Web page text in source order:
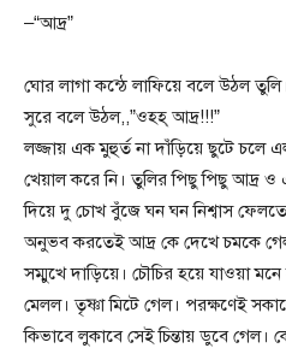
–“আদ্র”
ঘোর লাগা কন্ঠে লাফিয়ে বলে উঠল
সুরে বলে উঠল,,”ওহহ্ আদ্র!!!”
লজ্জায় এক মুহুর্ত না দাঁড়িয়ে ছুটে চলে
খেয়াল করে নি। তুলির পিছু পিছু আদ্র
দিয়ে দু চোখ বুঁজে ঘন ঘন নিশ্বাস
অনুভব করতেই আদ্র কে দেখে চমকে গেল
সম্মুখে দাড়িয়ে। চৌচির হয়ে যাওয়া
মেলল। তৃষ্ণা মিটে গেল। পরক্ষণেই
কিভাবে লুকাবে সেই চিন্তায় ডুবে